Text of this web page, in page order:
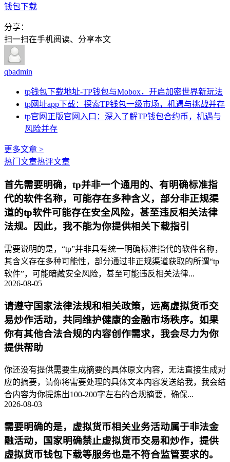
钱包下载
分享：
扫一扫在手机阅读、分享本文
qbadmin
tp钱包下载地址-TP钱包与Mobox，开启加密世界新玩法
tp网址app下载：探索TP钱包一级市场，机遇与挑战并存
tp官网正版官网入口：深入了解TP钱包合约币，机遇与
风险并存
更多文章 >
热门文章热评文章
首先需要明确，tp并非一个通用的、有明确标准指
代的软件名称，可能存在多种含义，部分非正规渠
道的tp软件可能存在安全风险，甚至违反相关法律
法规。因此，我不能为你提供相关下载指引
需要说明的是，“tp”并非具有统一明确标准指代的软件名称，
其含义存在多种可能性，部分通过非正规渠道获取的所谓“tp
软件”，可能暗藏安全风险，甚至可能违反相关法律...
2026-08-05
请遵守国家法律法规和相关政策，远离虚拟货币交
易炒作活动，共同维护健康的金融市场秩序。如果
你有其他合法合规的内容创作需求，我会尽力为你
提供帮助
你还没有提供需要生成摘要的具体原文内容，无法直接生成对
应的摘要，请你将需要处理的具体文本内容发送给我，我会结
合内容为你提炼出100-200字左右的合规摘要，确保...
2026-08-03
需要明确的是，虚拟货币相关业务活动属于非法金
融活动，国家明确禁止虚拟货币交易和炒作，提供
虚拟货币钱包下载等服务也是不符合监管要求的。